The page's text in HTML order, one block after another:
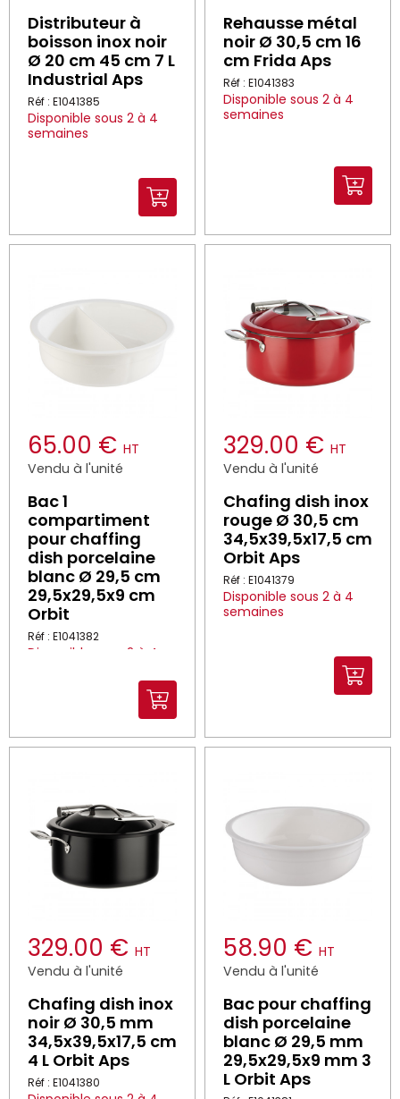
Distributeur à
boisson inox noir
Ø 20 cm 45 cm 7 L
Industrial Aps
Réf : E1041385
Disponible sous 2 à 4
semaines
Rehausse métal
noir Ø 30,5 cm 16
cm Frida Aps
Réf : E1041383
Disponible sous 2 à 4
semaines
65.00 € HT
Vendu à l'unité
Bac 1
compartiment
pour chaffing
dish porcelaine
blanc Ø 29,5 cm
29,5x29,5x9 cm
Orbit
Réf : E1041382
Disponible sous 2 à 4
329.00 € HT
Vendu à l'unité
Chafing dish inox
rouge Ø 30,5 cm
34,5x39,5x17,5 cm
Orbit Aps
Réf : E1041379
Disponible sous 2 à 4
semaines
329.00 € HT
Vendu à l'unité
Chafing dish inox
noir Ø 30,5 mm
34,5x39,5x17,5 cm
4 L Orbit Aps
Réf : E1041380
58.90 € HT
Vendu à l'unité
Bac pour chaffing
dish porcelaine
blanc Ø 29,5 mm
29,5x29,5x9 mm 3
L Orbit Aps